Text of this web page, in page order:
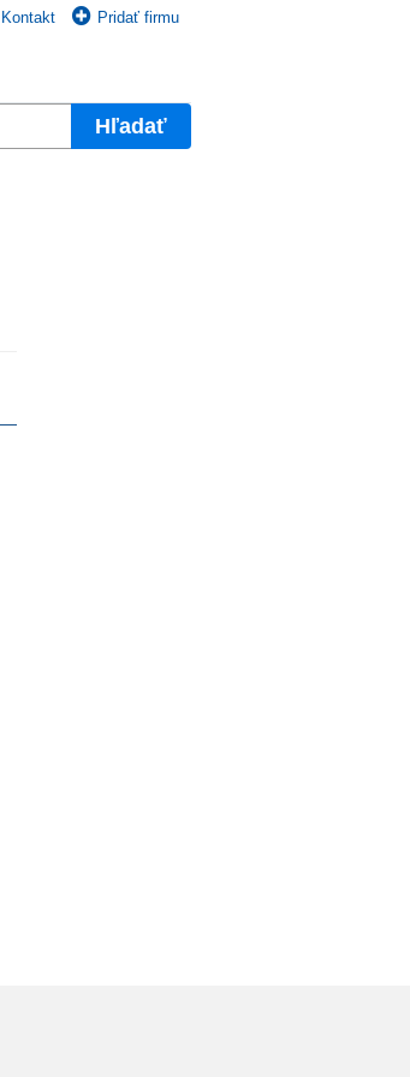
Kontakt Pridať firmu
Hľadať